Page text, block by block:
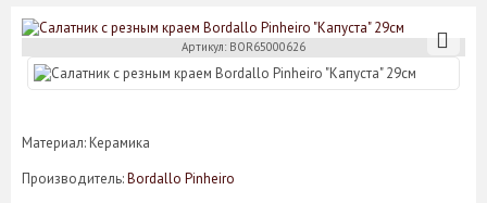
Артикул: BOR65000626
Материал: Керамика
Производитель:Bordallo Pinheiro